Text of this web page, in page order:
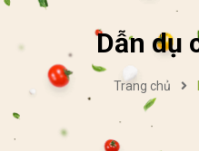
Dẫn dụ
Trang chủ